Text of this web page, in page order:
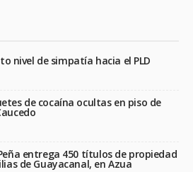
nivel de simpatía hacia el PLD
de cocaína ocultas en piso de
entrega 450 títulos de propiedad
de Guayacanal, en Azua